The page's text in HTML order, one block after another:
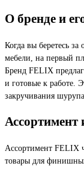
О бренде и
Когда вы беретесь
мебели, на первый
Бренд FELIX
и готовые к работе.
закручивания
Ассортимент
Ассортимент FELIX
товары для